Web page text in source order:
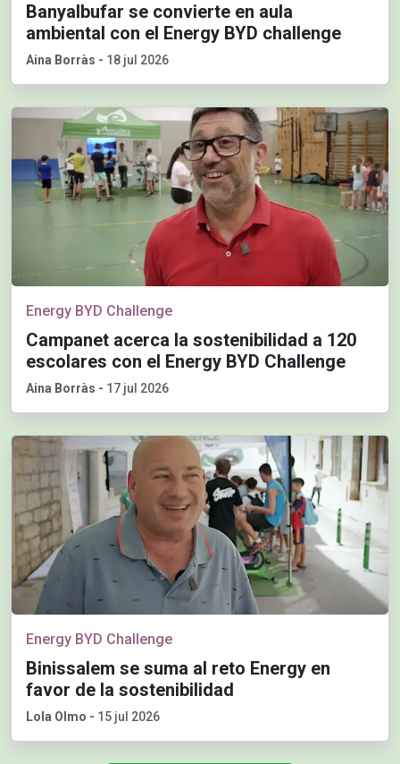
Banyalbufar se convierte en aula
ambiental con el Energy BYD challenge
Aina Borràs - 18 jul 2026
Energy BYD Challenge
Campanet acerca la sostenibilidad a 120
escolares con el Energy BYD Challenge
Aina Borràs - 17 jul 2026
Energy BYD Challenge
Binissalem se suma al reto Energy en
favor de la sostenibilidad
Lola Olmo - 15 jul 2026